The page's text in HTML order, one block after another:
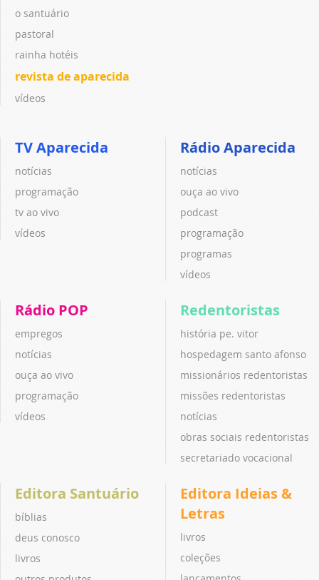
o santuário
pastoral
rainha hotéis
revista de aparecida
vídeos
TV Aparecida
notícias
programação
tv ao vivo
vídeos
Rádio Aparecida
notícias
ouça ao vivo
podcast
programação
programas
vídeos
Rádio POP
empregos
notícias
ouça ao vivo
programação
vídeos
Redentoristas
história pe. vitor
hospedagem santo afonso
missionários redentoristas
missões redentoristas
notícias
obras sociais redentoristas
secretariado vocacional
Editora Santuário
bíblias
deus conosco
livros
Editora Ideias &
Letras
livros
coleções